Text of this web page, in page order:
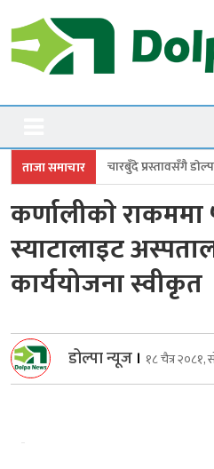
to
content
Dolpanews
ताजा समाचार
प्रस्तावसँगै डाेल्पाकाे काइकेमा नेकपाकाे ९९
कर्णालीकाे
स्याटालाइट
कार्ययोजना स्वीकृत
डोल्पा न्यूज । १८ चैत्र २०८१,